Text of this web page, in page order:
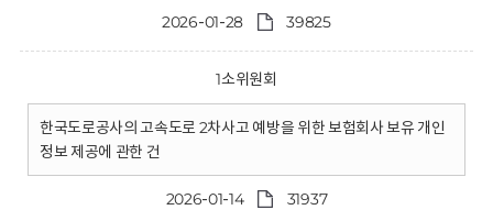
2026-01-28 39825
1소위원회
한국도로공사의 고속도로 2차사고 예방을 위한 보험회사 보유 개인
정보 제공에 관한 건
2026-01-14 31937